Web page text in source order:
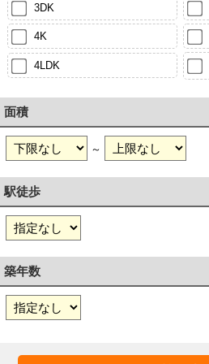
3DK
4K
4LDK
面積
～
駅徒歩
築年数